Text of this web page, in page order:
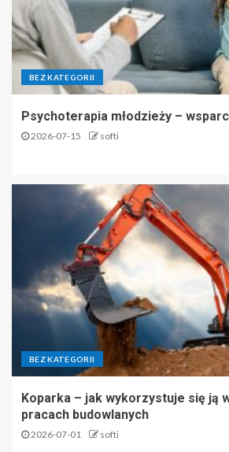
BEZ KATEGORII
Psychoterapia młodzieży –
2026-07-15 softi
BEZ KATEGORII
Koparka – jak wykorzystuje się ją
pracach budowlanych
2026-07-01 softi